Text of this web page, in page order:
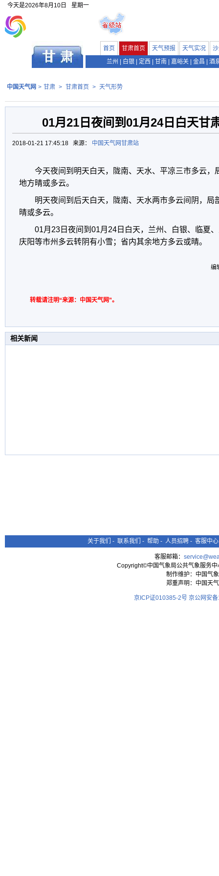
今天是2026年8月10日 星期一
首页 甘肃首页 天气预报 天气实况
兰州
白银 定西 甘南 嘉峪关 金昌 酒
中国天气网 > 甘肃 > 甘肃首页 > 天气形势
01月21日夜间到01月24日白天甘
2018-01-21 17:45:18 来源： 中国天气网甘肃站
今天夜间到明天白天，陇南、天水、平凉三市多云，
地方晴或多云。
明天夜间到后天白天，陇南、天水两市多云间阴，局
晴或多云。
01月23日夜间到01月24日白天，兰州、白银、临夏
庆阳等市州多云转阴有小雪；省内其余地方多云或晴。
编
转载请注明“来源：中国天气网”。
相关新闻
关于我们 - 联系我们 - 帮助 - 人员招聘 - 客服中心
客服邮箱：
Copyright©中国气象局公共气象服务
制作维护：中国气
郑重声明：中国天
京ICP证010385-2号 京公网安